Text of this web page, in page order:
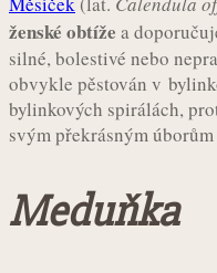
ženské obtíže a
silné, bolestivé nebo
obvykle pěstován v
bylinkových spirálách,
svým překrásným
Meduňka